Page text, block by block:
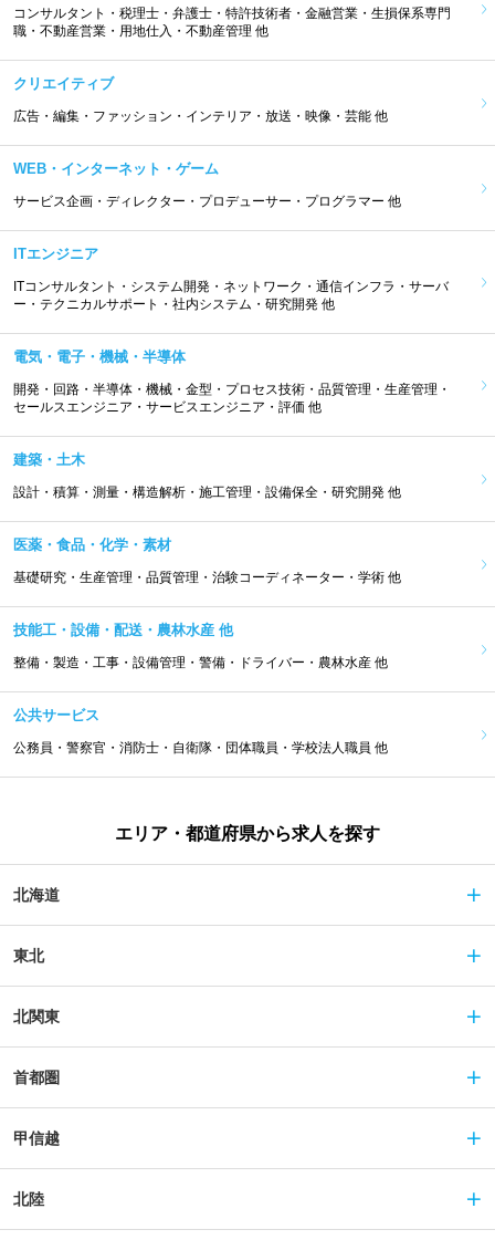
コンサルタント・税理士・弁護士・特許技術者・金融営業・生損保系専門
職・不動産営業・用地仕入・不動産管理 他
クリエイティブ
広告・編集・ファッション・インテリア・放送・映像・芸能 他
WEB・インターネット・ゲーム
サービス企画・ディレクター・プロデューサー・プログラマー 他
ITエンジニア
ITコンサルタント・システム開発・ネットワーク・通信インフラ・サーバ
ー・テクニカルサポート・社内システム・研究開発 他
電気・電子・機械・半導体
開発・回路・半導体・機械・金型・プロセス技術・品質管理・生産管理・
セールスエンジニア・サービスエンジニア・評価 他
建築・土木
設計・積算・測量・構造解析・施工管理・設備保全・研究開発 他
医薬・食品・化学・素材
基礎研究・生産管理・品質管理・治験コーディネーター・学術 他
技能工・設備・配送・農林水産 他
整備・製造・工事・設備管理・警備・ドライバー・農林水産 他
公共サービス
公務員・警察官・消防士・自衛隊・団体職員・学校法人職員 他
エリア・都道府県から求人を探す
北海道
東北
北関東
首都圏
甲信越
北陸